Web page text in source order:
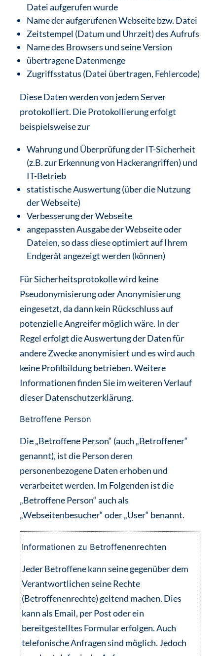
Datei aufgerufen wurde
Name der aufgerufenen Webseite bzw. Datei
Zeitstempel (Datum und Uhrzeit) des Aufrufs
Name des Browsers und seine Version
übertragene Datenmenge
Zugriffsstatus (Datei übertragen, Fehlercode)
Diese Daten werden von jedem Server
protokolliert. Die Protokollierung erfolgt
beispielsweise zur
Wahrung und Überprüfung der IT-Sicherheit
(z.B. zur Erkennung von Hackerangriffen) und
IT-Betrieb
statistische Auswertung (über die Nutzung
der Webseite)
Verbesserung der Webseite
angepassten Ausgabe der Webseite oder
Dateien, so dass diese optimiert auf Ihrem
Endgerät angezeigt werden (können)
Für Sicherheitsprotokolle wird keine
Pseudonymisierung oder Anonymisierung
eingesetzt, da dann kein Rückschluss auf
potenzielle Angreifer möglich wäre. In der
Regel erfolgt die Auswertung der Daten für
andere Zwecke anonymisiert und es wird auch
keine Profilbildung betrieben. Weitere
Informationen finden Sie im weiteren Verlauf
dieser Datenschutzerklärung.
Betroffene Person
Die „Betroffene Person“ (auch „Betroffener“
genannt), ist die Person deren
personenbezogene Daten erhoben und
verarbeitet werden. Im Folgenden ist die
„Betroffene Person“ auch als
„Webseitenbesucher“ oder „User“ benannt.
Informationen zu Betroffenenrechten
Jeder Betroffene kann seine gegenüber dem
Verantwortlichen seine Rechte
(Betroffenenrechte) geltend machen. Dies
kann als Email, per Post oder ein
bereitgestelltes Formular erfolgen. Auch
telefonische Anfragen sind möglich. Jedoch